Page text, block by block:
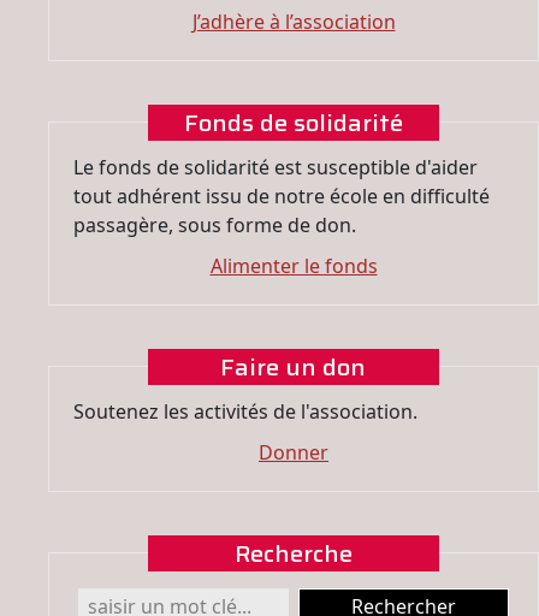
J’adhère à l’association
Fonds de solidarité
Le fonds de solidarité est susceptible d'aider
tout adhérent issu de notre école en difficulté
passagère, sous forme de don.
Alimenter le fonds
Faire un don
Soutenez les activités de l'association.
Donner
Recherche